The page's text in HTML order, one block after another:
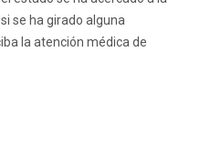
se ha girado alguna
la atención médica de